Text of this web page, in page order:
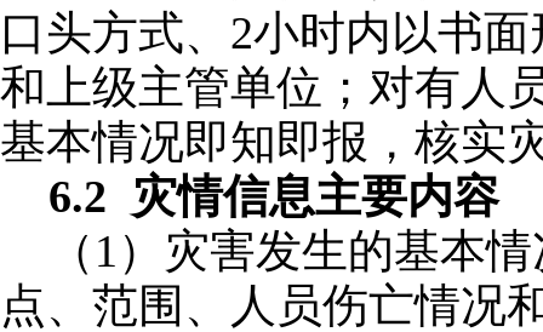
口头方式、2小时内以书
和上级主管单位；对有人
基本情况即知即报， 核实
6.2 灾情信息主要内容
（ 1）灾害发生的基本
点、 范围、人员伤亡情况